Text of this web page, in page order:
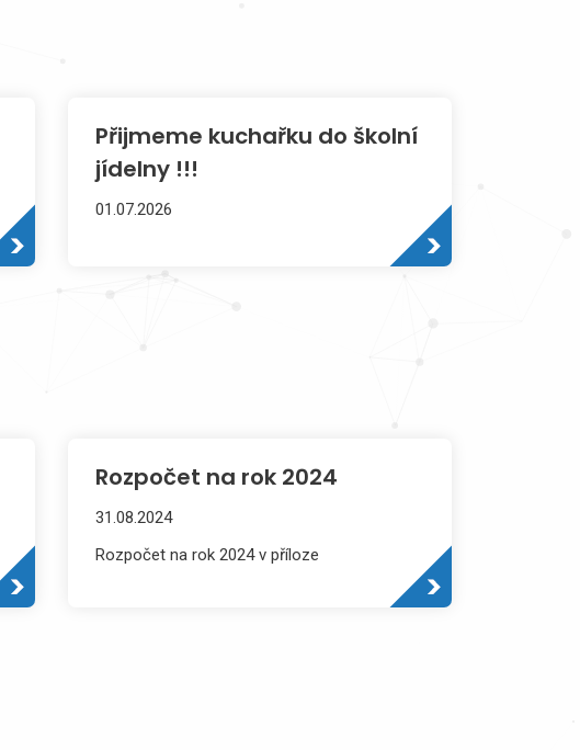
Přijmeme kuchařku do školní
jídelny !!!
01.07.2026
Rozpočet na rok 2024
31.08.2024
Rozpočet na rok 2024 v příloze